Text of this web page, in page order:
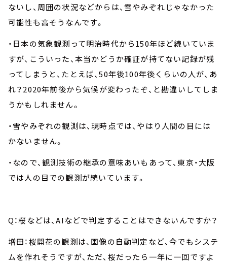
ないし、周囲の状況などからは、雪やみぞれじゃなかった
可能性も高そうなんです。
・日本の気象観測って明治時代から150年ほど続いていま
すが、こういった、本当かどうか確証が持てない記録が残
ってしまうと、たとえば、50年後100年後くらいの人が、あ
れ？2020年前後から気候が変わったぞ、と勘違いしてしま
うかもしれません。
・雪やみぞれの観測は、現時点では、やはり人間の目には
かないません。
・なので、観測技術の継承の意味あいもあって、東京・大阪
では人の目での観測が続いています。
Q：桜などは、AIなどで判定することはできないんですか？
増田：桜開花の観測は、画像の自動判定など、今でもシステ
ムを作れそうですが、ただ、桜だったら一年に一回ですよ